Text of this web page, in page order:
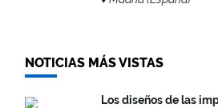
NOTICIAS MÁS VISTAS
Los diseños de las